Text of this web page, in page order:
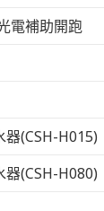
電補助開跑
(CSH-H015)
(CSH-H080)